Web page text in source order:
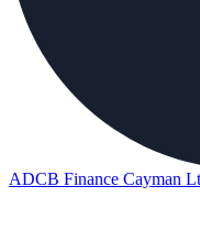
ADCB Finance Cayman